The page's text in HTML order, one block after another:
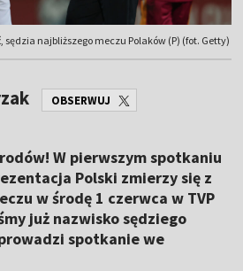
sędzia najbliższego meczu Polaków (P) (fot. Getty)
OBSERWUJ
W pierwszym spotkaniu
Polski zmierzy się z
w środę 1 czerwca w TVP
już nazwisko sędziego
spotkanie we